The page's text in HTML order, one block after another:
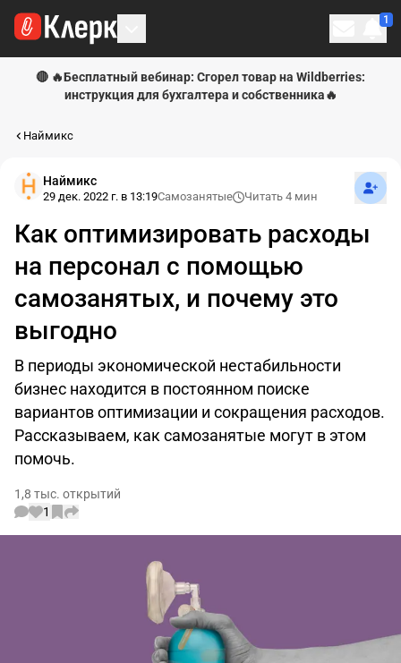
1
🔴 🔥Бесплатный вебинар: Сгорел товар на Wildberries:
инструкция для бухгалтера и собственника🔥
Наймикс
Наймикс
29 дек. 2022 г. в 13:19Самозанятые Читать 4 мин
Как оптимизировать расходы
на персонал с помощью
самозанятых, и почему это
выгодно
В периоды экономической нестабильности
бизнес находится в постоянном поиске
вариантов оптимизации и сокращения расходов.
Рассказываем, как самозанятые могут в этом
помочь.
1,8 тыс. открытий
1